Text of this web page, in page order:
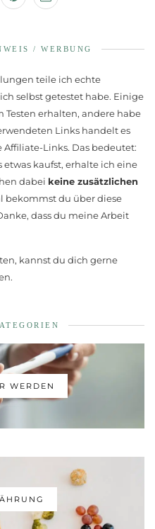
/ WERBUNG
teile ich echte
selbst getestet habe. Einige
Testen erhalten, andere habe
Links handelt es
Links. Das bedeutet:
kaufst, erhalte ich eine
dabei keine zusätzlichen
bekommst du über diese
dass du meine Arbeit
kannst du dich gerne
WERDEN